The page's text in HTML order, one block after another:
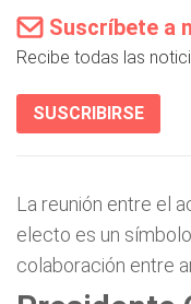
Suscríbete a
Recibe todas las
SUSCRIBIRSE
La reunión entre el
electo es un
colaboración entre